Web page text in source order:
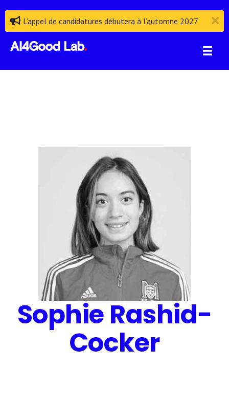
L’appel de candidatures débutera à l’automne 2027
Sophie Rashid-
Cocker